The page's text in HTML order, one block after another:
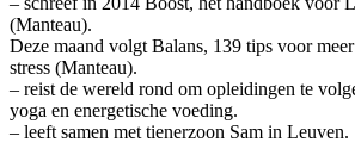
(Manteau).
Deze maand volgt Balans, 139 tips voor
stress (Manteau).
– reist de wereld rond om opleidingen te
yoga en energetische voeding.
– leeft samen met tienerzoon Sam in Leuven.